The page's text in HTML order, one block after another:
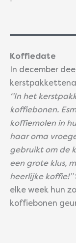
Koffiedate
In december
‘’In het
koffiebonen.
koffiemolen in
haar oma
gebruikt om de
een grote klus,
heerlijke koffie!’’
elke week hun
koffiebonen